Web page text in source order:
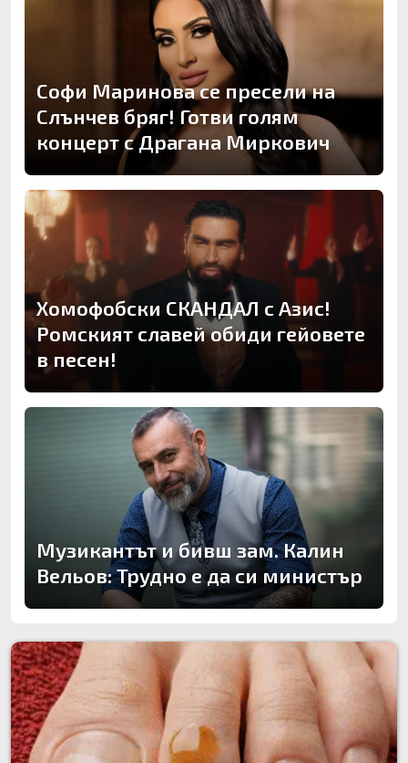
Софи Маринова се пресели на
Слънчев бряг! Готви голям
концерт с Драгана Миркович
Хомофобски СКАНДАЛ с Азис!
Ромският славей обиди гейовете
в песен!
Музикантът и бивш зам. Калин
Вельов: Трудно е да си министър